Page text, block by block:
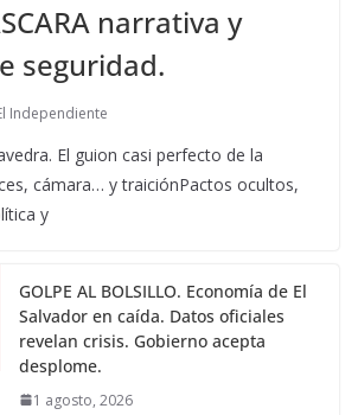
narrativa y
seguridad.
Independiente
El guion casi perfecto de la
cámara… y traiciónPactos ocultos,
y
GOLPE AL BOLSILLO. Economía de El
Salvador en caída. Datos oficiales
revelan crisis. Gobierno acepta
desplome.
1 agosto, 2026